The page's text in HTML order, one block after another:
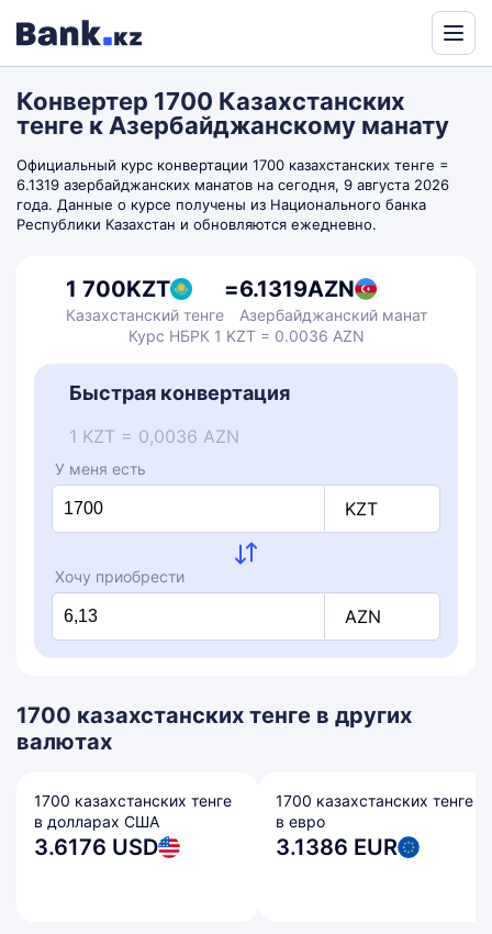
by
Translate
Конвертер 1700 Казахстанских
тенге к Азербайджанскому манату
Официальный курс конвертации 1700 казахстанских тенге =
6.1319 азербайджанских манатов на сегодня, 9 августа 2026
года. Данные о курсе получены из Национального банка
Республики Казахстан и обновляются ежедневно.
1 700KZT
Казахстанский тенге
=6.1319AZN
Азербайджанский манат
Курс НБРК 1 KZT = 0.0036 AZN
Быстрая конвертация
1 KZT = 0,0036 AZN
У меня есть
KZT
Хочу приобрести
AZN
1700 казахстанских тенге в других
валютах
1700 казахстанских тенге
в долларах США
3.6176 USD
1700 казахстанских тенге
в евро
3.1386 EUR